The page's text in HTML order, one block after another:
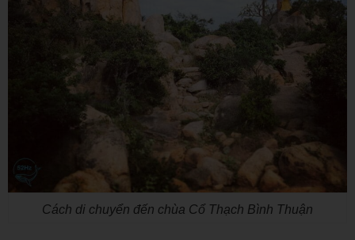
Cách di chuyển đến chùa Cổ Thạch Bình Thuận